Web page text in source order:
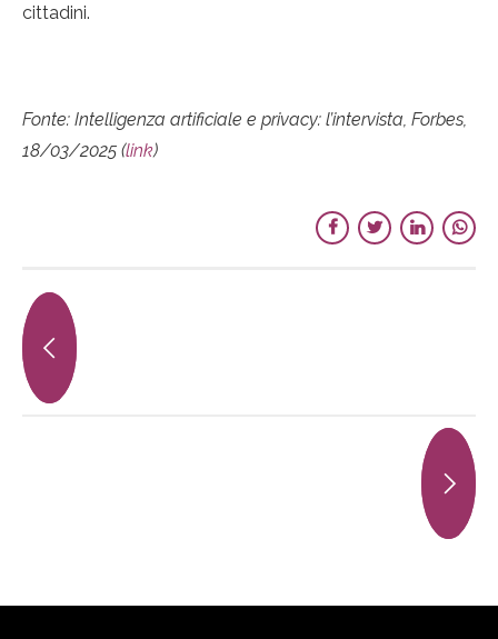
cittadini.
Fonte: Intelligenza artificiale e privacy: l’intervista, Forbes,
18/03/2025 (link)